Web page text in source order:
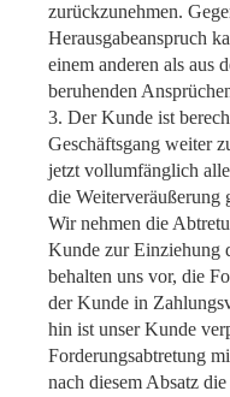
zurückzunehmen.
Herausgabeanspruch
einem anderen als aus
beruhenden
3. Der Kunde ist
Geschäftsgang weiter
jetzt vollumfänglich
die Weiterveräußerung
Wir nehmen die
Kunde zur Einziehung
behalten uns vor, die
der Kunde in
hin ist unser Kunde
Forderungsabtretung
nach diesem Absatz